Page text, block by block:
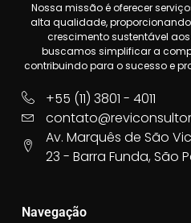
Nossa missão é oferecer
alta qualidade,
crescimento sustentável aos
buscamos simplificar a
contribuindo para o sucesso e
+55 (11) 3801 - 4011
Av. Marquês de São
23 - Barra Funda, São
Navegação